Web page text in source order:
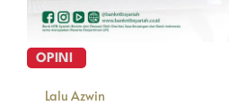
OPINI
Lalu Azwin